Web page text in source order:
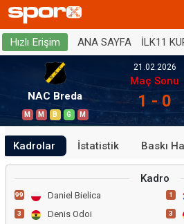
Hızlı Erişim ANA SAYFA İLK11
NAC Breda
M M B G M
21.02.2026
Maç Sonu
1 - 0
Kadrolar İstatistik Baskı
Kadro
99 Daniel Bielica
3 Denis Odoi
1
3